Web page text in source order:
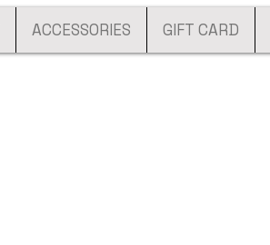
ACCESSORIES GIFT CARD